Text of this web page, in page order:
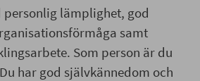
personlig lämplighet, god
samt
Som person är du
har god självkännedom och